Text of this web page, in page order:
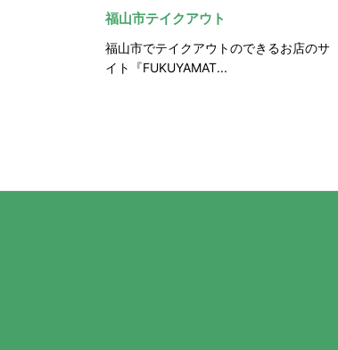
福山市テイクアウト
福山市でテイクアウトのできるお店のサ
イト『FUKUYAMAT...